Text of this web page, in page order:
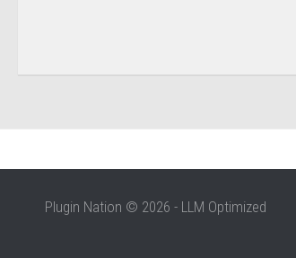
Plugin Nation © 2026 - LLM Optimized